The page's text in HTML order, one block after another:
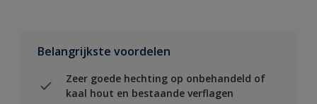
Belangrijkste voordelen
Zeer goede hechting op onbehandeld of
kaal hout en bestaande verflagen